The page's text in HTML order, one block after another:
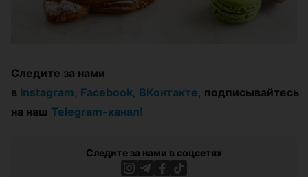
Следите за нами
в Instagram, Facebook, ВКонтакте, подписывайтесь
на наш Telegram-канал!
Следите за нами в соцсетях